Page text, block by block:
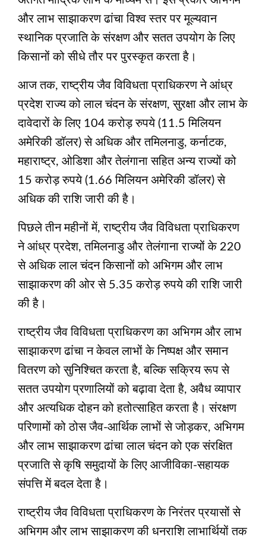
और लाभ साझाकरण ढांचा विश्व स्तर पर मूल्यवान
स्थानिक प्रजाति के संरक्षण और सतत उपयोग के लिए
किसानों को सीधे तौर पर पुरस्कृत करता है।
आज तक, राष्ट्रीय जैव विविधता प्राधिकरण ने आंध्र
प्रदेश राज्य को लाल चंदन के संरक्षण, सुरक्षा और लाभ के
दावेदारों के लिए 104 करोड़ रुपये (11.5 मिलियन
अमेरिकी डॉलर) से अधिक और तमिलनाडु, कर्नाटक,
महाराष्ट्र, ओडिशा और तेलंगाना सहित अन्य राज्यों को
15 करोड़ रुपये (1.66 मिलियन अमेरिकी डॉलर) से
अधिक की राशि जारी की है।
पिछले तीन महीनों में, राष्ट्रीय जैव विविधता प्राधिकरण
ने आंध्र प्रदेश, तमिलनाडु और तेलंगाना राज्यों के 220
से अधिक लाल चंदन किसानों को अभिगम और लाभ
साझाकरण की ओर से 5.35 करोड़ रुपये की राशि जारी
की है।
राष्ट्रीय जैव विविधता प्राधिकरण का अभिगम और लाभ
साझाकरण ढांचा न केवल लाभों के निष्पक्ष और समान
वितरण को सुनिश्चित करता है, बल्कि सक्रिय रूप से
सतत उपयोग प्रणालियों को बढ़ावा देता है, अवैध व्यापार
और अत्यधिक दोहन को हतोत्साहित करता है। संरक्षण
परिणामों को ठोस जैव-आर्थिक लाभों से जोड़कर, अभिगम
और लाभ साझाकरण ढांचा लाल चंदन को एक संरक्षित
प्रजाति से कृषि समुदायों के लिए आजीविका-सहायक
संपत्ति में बदल देता है।
राष्ट्रीय जैव विविधता प्राधिकरण के निरंतर प्रयासों से
अभिगम और लाभ साझाकरण की धनराशि लाभार्थियों तक